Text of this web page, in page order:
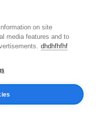
on site
media features and to
dhdhfhfhf